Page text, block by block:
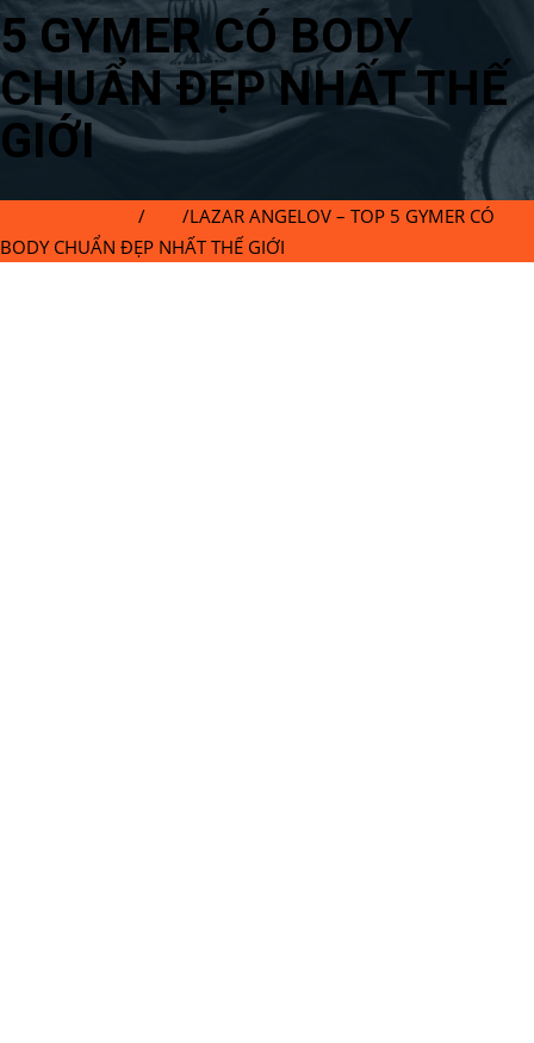
5 GYMER CÓ BODY
CHUẨN ĐẸP NHẤT THẾ
GIỚI
/ /LAZAR ANGELOV – TOP 5 GYMER CÓ
BODY CHUẨN ĐẸP NHẤT THẾ GIỚI